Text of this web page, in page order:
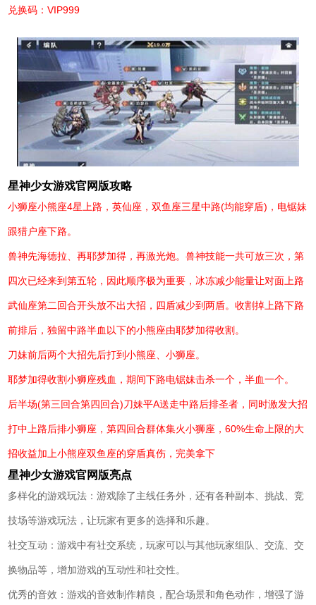
兑换码：VIP999
星神少女游戏官网版攻略
小狮座小熊座4星上路，英仙座，双鱼座三星中路(均能穿盾)，电锯妹
跟猎户座下路。
兽神先海德拉、再耶梦加得，再激光炮。兽神技能一共可放三次，第
四次已经来到第五轮，因此顺序极为重要，冰冻减少能量让对面上路
武仙座第二回合开头放不出大招，四盾减少到两盾。收割掉上路下路
前排后，独留中路半血以下的小熊座由耶梦加得收割。
刀妹前后两个大招先后打到小熊座、小狮座。
耶梦加得收割小狮座残血，期间下路电锯妹击杀一个，半血一个。
后半场(第三回合第四回合)刀妹平A送走中路后排圣者，同时激发大招
打中上路后排小狮座，第四回合群体集火小狮座，60%生命上限的大
招收益加上小熊座双鱼座的穿盾真伤，完美拿下
星神少女游戏官网版亮点
多样化的游戏玩法：游戏除了主线任务外，还有各种副本、挑战、竞
技场等游戏玩法，让玩家有更多的选择和乐趣。
社交互动：游戏中有社交系统，玩家可以与其他玩家组队、交流、交
换物品等，增加游戏的互动性和社交性。
优秀的音效：游戏的音效制作精良，配合场景和角色动作，增强了游